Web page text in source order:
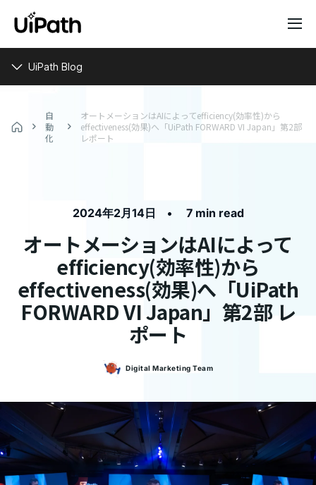
UiPath Blog
自
動
化
オートメーションはAIによってefficiency(効率性)から
effectiveness(効果)へ「UiPath FORWARD VI Japan」第2部
レポート
2024年2月14日 • 7 min read
オートメーションはAIによって
efficiency(効率性)から
effectiveness(効果)へ「UiPath
FORWARD VI Japan」第2部 レ
ポート
Digital Marketing Team